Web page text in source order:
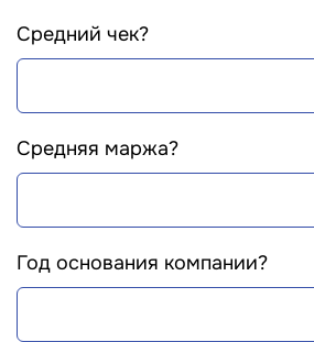
Средний чек?
Средняя маржа?
Год основания компании?